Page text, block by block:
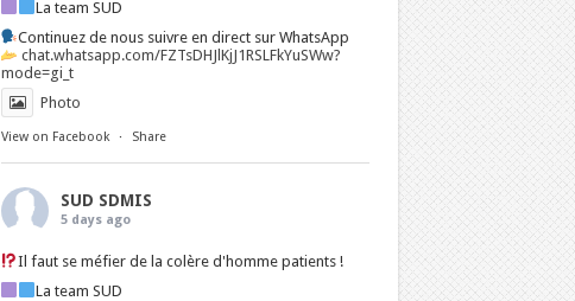
La team SUD
Continuez de nous suivre en direct sur WhatsApp
chat.whatsapp.com/FZTsDHJlKjJ1RSLFkYuSWw?
mode=gi_t
Photo
View on Facebook · Share
SUD SDMIS
5 days ago
Il faut se méfier de la colère d'homme patients !
La team SUD